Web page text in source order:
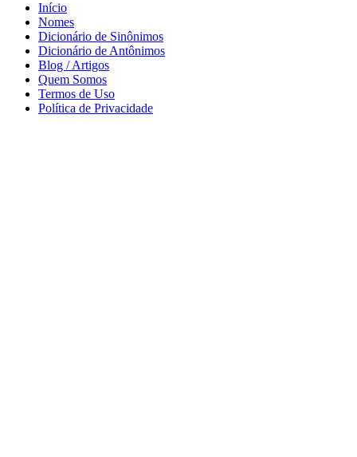
Início
Nomes
Dicionário de Sinônimos
Dicionário de Antônimos
Blog / Artigos
Quem Somos
Termos de Uso
Política de Privacidade